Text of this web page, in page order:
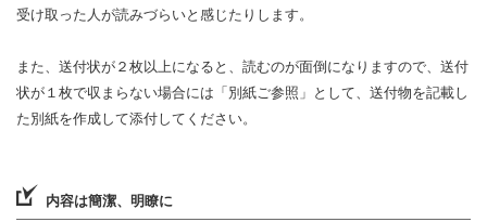
受け取った人が読みづらいと感じたりします。
また、送付状が２枚以上になると、読むのが面倒になりますので、送付
状が１枚で収まらない場合には「別紙ご参照」として、送付物を記載し
た別紙を作成して添付してください。
内容は簡潔、明瞭に